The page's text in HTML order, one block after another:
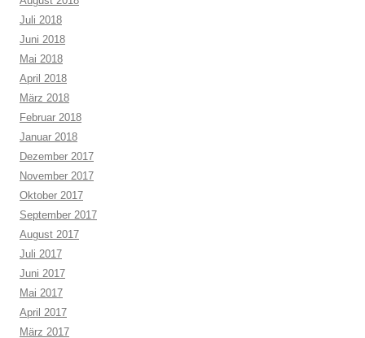
Juli 2018
Juni 2018
Mai 2018
April 2018
März 2018
Februar 2018
Januar 2018
Dezember 2017
November 2017
Oktober 2017
September 2017
August 2017
Juli 2017
Juni 2017
Mai 2017
April 2017
März 2017